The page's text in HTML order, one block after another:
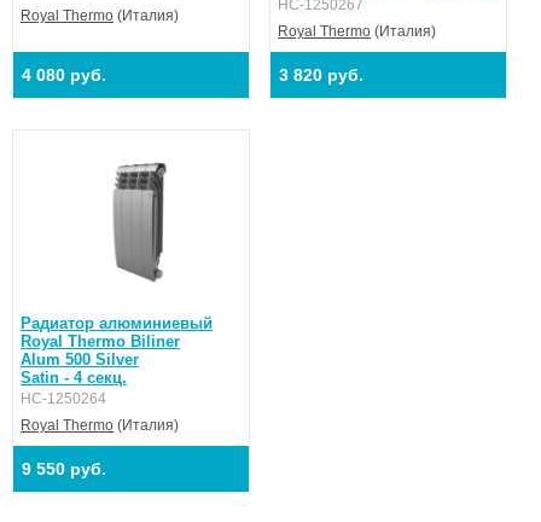
Royal Thermo (Италия)
4 080 руб.
НС-1250267
Royal Thermo (Италия)
3 820 руб.
Радиатор алюминиевый
Royal Thermo Biliner
Alum 500 Silver
Satin - 4 секц.
НС-1250264
Royal Thermo (Италия)
9 550 руб.